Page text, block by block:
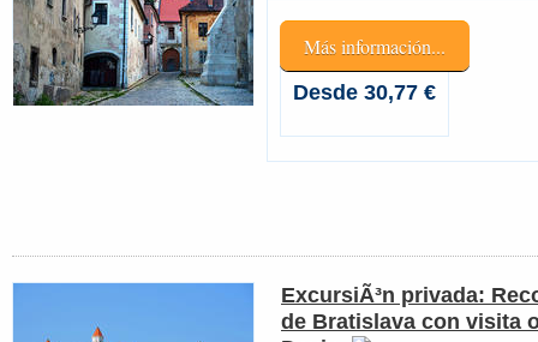
Más información...
Desde 30,77 €
ExcursiÃ³n privada:
de Bratislava con visita